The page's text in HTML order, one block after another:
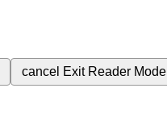
cancel Exit Reader Mode